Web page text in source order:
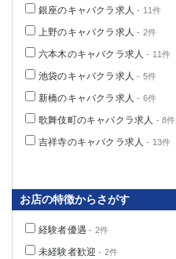
銀座のキャバクラ求人- 11件
上野のキャバクラ求人- 2件
六本木のキャバクラ求人- 11件
池袋のキャバクラ求人- 5件
新橋のキャバクラ求人- 6件
歌舞伎町のキャバクラ求人 - 8件
吉祥寺のキャバクラ求人- 13件
お店の特徴からさがす
経験者優遇 - 2件
未経験者歓迎 - 2件